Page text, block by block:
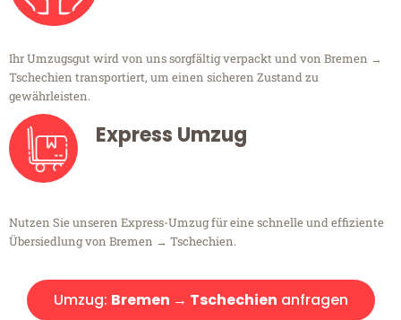
Ihr Umzugsgut wird von uns sorgfältig verpackt und von Bremen →
Tschechien transportiert, um einen sicheren Zustand zu
gewährleisten.
Express Umzug
Nutzen Sie unseren Express-Umzug für eine schnelle und effiziente
Übersiedlung von Bremen → Tschechien.
Umzug: Bremen → Tschechien anfragen